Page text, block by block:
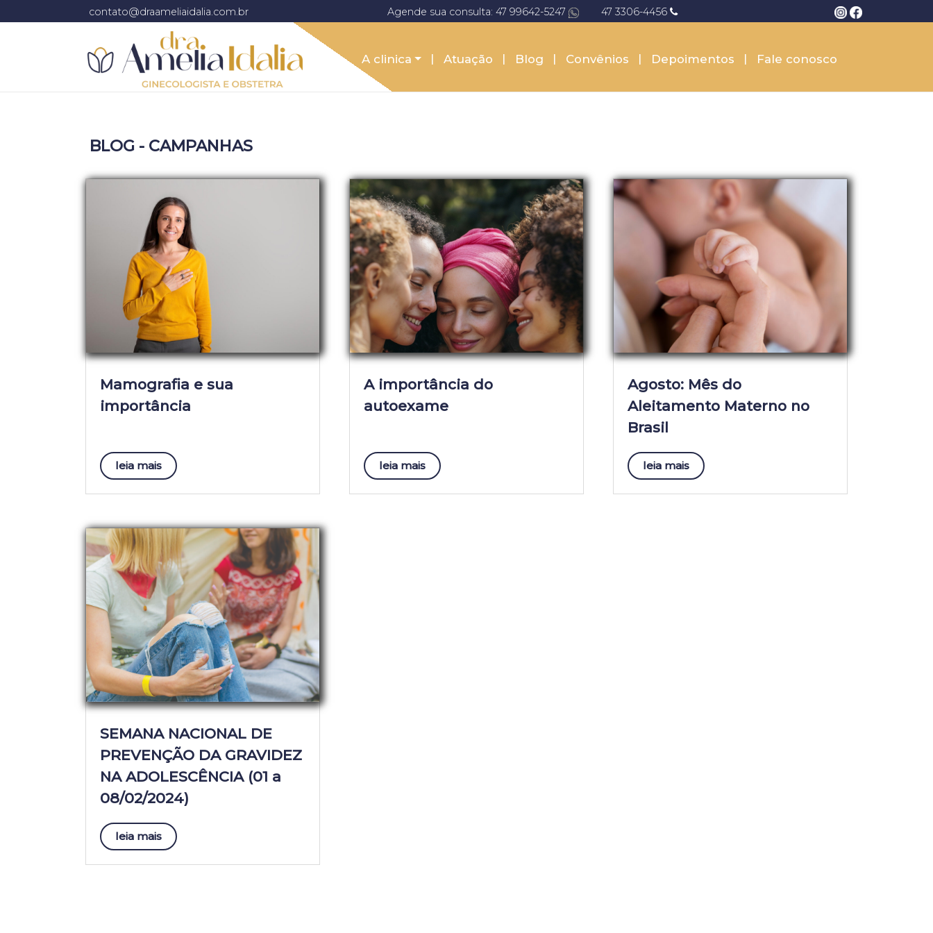
contato@draameliaidalia.com.br Agende sua consulta: 47 99642-5247 47 3306-4456
A clinica Atuação Blog Convênios Depoimentos Fale conosco
BLOG - CAMPANHAS
Mamografia e sua
importância
leia mais
A importância do
autoexame
leia mais
Agosto: Mês do
Aleitamento Materno no
Brasil
leia mais
SEMANA NACIONAL DE
PREVENÇÃO DA GRAVIDEZ
NA ADOLESCÊNCIA (01 a
08/02/2024)
leia mais